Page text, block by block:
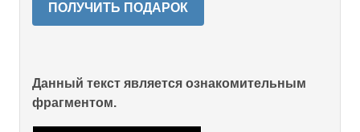
ПОЛУЧИТЬ ПОДАРОК
Данный текст является ознакомительным
фрагментом.